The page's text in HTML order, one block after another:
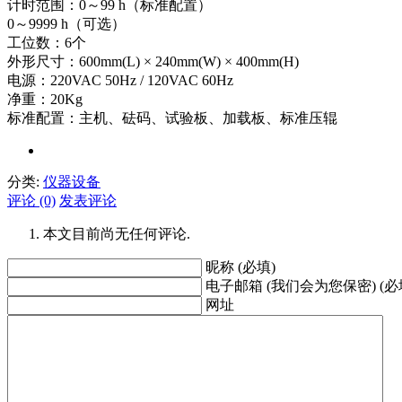
计时范围：0～99 h（标准配置）
0～9999 h（可选）
工位数：6个
外形尺寸：600mm(L) × 240mm(W) × 400mm(H)
电源：220VAC 50Hz / 120VAC 60Hz
净重：20Kg
标准配置：主机、砝码、试验板、加载板、标准压辊
分类: 仪器设备
评论 (0) 发表评论
本文目前尚无任何评论.
昵称 (必填)
电子邮箱 (我们会为您保密) (必
网址